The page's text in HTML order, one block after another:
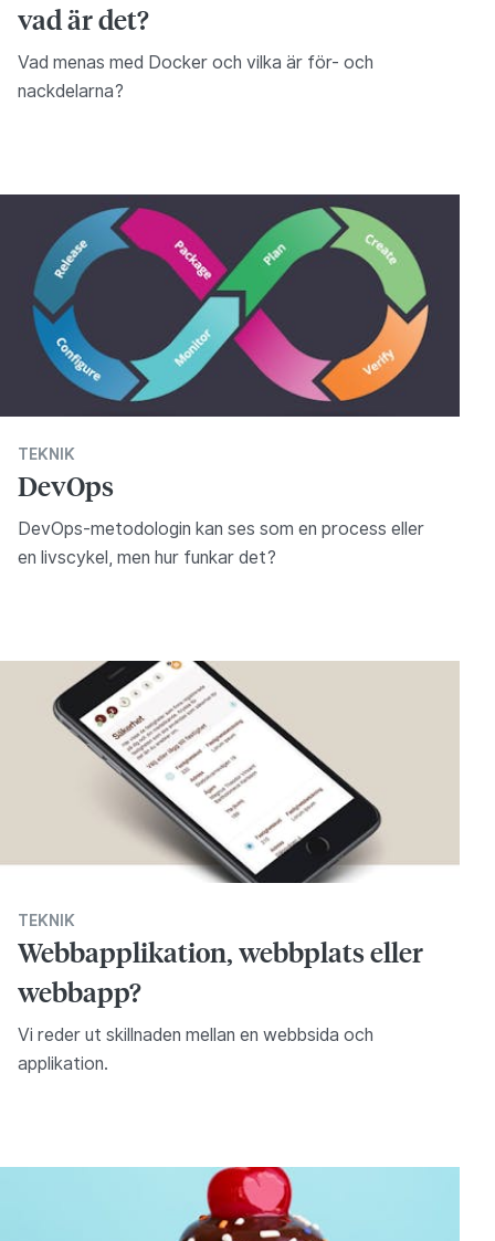
vad är det?
Vad menas med Docker och vilka är för- och
nackdelarna?
TEKNIK
DevOps
DevOps-metodologin kan ses som en process eller
en livscykel, men hur funkar det?
TEKNIK
Webbapplikation, webbplats eller
webbapp?
Vi reder ut skillnaden mellan en webbsida och
applikation.